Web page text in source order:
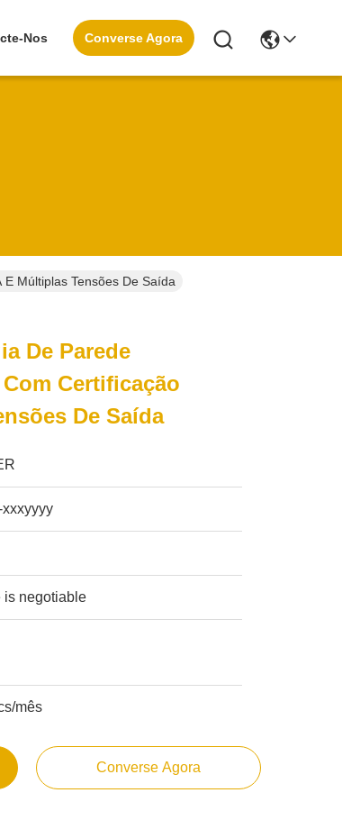
Nos Converse Agora
Múltiplas Tensões De Saída
De Parede
Certificação
De Saída
is negotiable
mês
Converse Agora